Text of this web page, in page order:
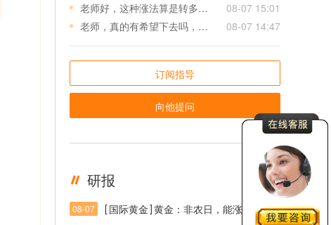
老师好，这种涨法算是转多了吗？
08-07 15:01
老师，真的有希望下去吗，感觉单边上涨不像反弹了，仓位有点受不住了
08-07 14:47
订阅指导
向他提问
研报 更多
08-07 [国际黄金]黄金：非农日，能涨否？